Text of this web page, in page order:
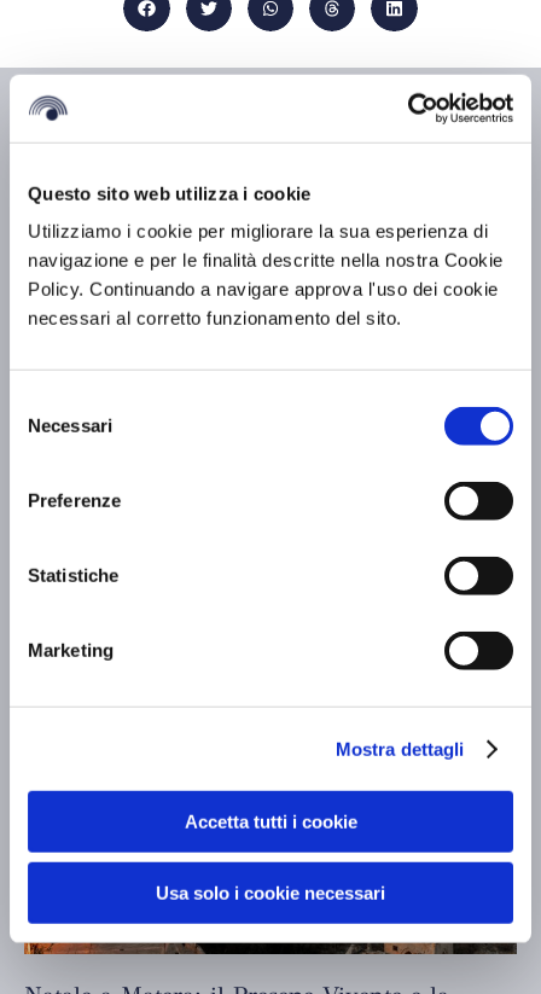
Questo sito web utilizza i cookie
Utilizziamo i cookie per migliorare la sua esperienza di
navigazione e per le finalità descritte nella nostra Cookie
Policy. Continuando a navigare approva l'uso dei cookie
necessari al corretto funzionamento del sito.
delNecessari
Preferenze
Statistiche
Marketing
Mostra dettagli
Accetta tutti i cookie
Usa solo i cookie necessari
Articoli Correlati
Ostensione di San Francesco: BV Hotels &
Scopri di più »